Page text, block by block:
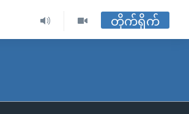
တိုက်ရိုက်